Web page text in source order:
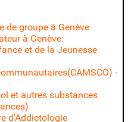
de groupe à Genève
à Genève:
et de la Jeunesse
-
et autres substances
d'Addictologie